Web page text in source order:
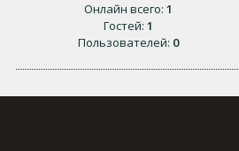
Онлайн всего: 1
Гостей: 1
Пользователей: 0